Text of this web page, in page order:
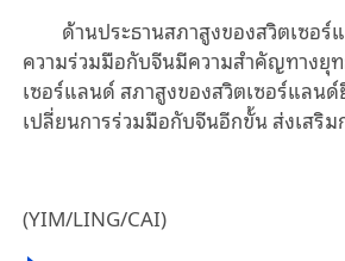
ด้านประธานสภาสูงของสวิตเซอร์
ความร่วมมือกับจีนมีความสำคัญทางยุ
เซอร์แลนด์ สภาสูงของสวิตเซอร์แลน
เปลี่ยนการร่วมมือกับจีนอีกขั้น ส่งเสริ
(YIM/LING/CAI)